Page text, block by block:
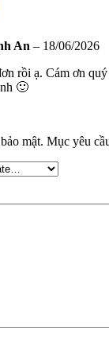
An – 18/06/2026
rồi ạ. Cám ơn
🙂
mật. Mục yêu